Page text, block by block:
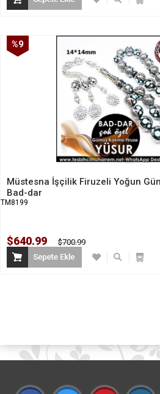
Müstesna İşçilik Firuzeli Yoğun
Bad-dar
TM8199
$640.99 $700.99
%9